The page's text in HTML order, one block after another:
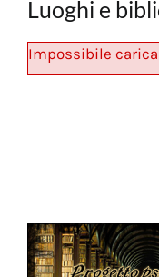
Luoghi e
Impossibile